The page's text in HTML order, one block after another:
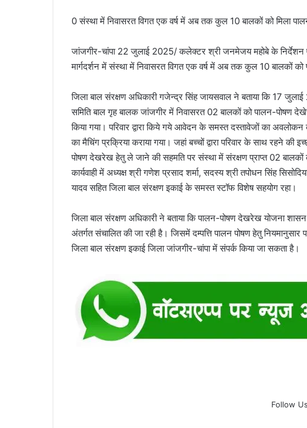
0 संस्था में निवासरत विगत एक वर्ष में अब तक कुल 10 बालकों को मिला
जांजगीर-चांपा 22 जुलाई 2025/ कलेक्टर श्री जनमेजय महोबे के निर्देशन
मार्गदर्शन में संस्था में निवासरत विगत एक वर्ष में अब तक कुल 10 बालकों
जिला बाल संरक्षण अधिकारी गजेन्द्र सिंह जायसवाल ने बताया कि 17
समिति बाल गृह बालक जांजगीर में निवासरत 02 बालकों को पालन-पोषण
किया गया। परिवार द्वारा किये गये आवेदन के समस्त दस्तावेजों का
का मैचिंग प्रक्रिया कराया गया। जहां बच्चों द्वारा परिवार के साथ रहने की
पोषण देखरेख हेतु ले जाने की सहमति पर संस्था में संरक्षण प्राप्त 02 बालकों
कार्यवाही में अध्यक्ष श्री गणेश प्रसाद शर्मा, सदस्य श्री तपोधन सिंह
यादव सहित जिला बाल संरक्षण इकाई के समस्त स्टॉफ विशेष सहयोग रहा।
जिला बाल संरक्षण अधिकारी ने बताया कि पालन-पोषण देखरेख योजना शासन
अंतर्गत संचालित की जा रही है। जिसमें दम्पत्ति पालन पोषण हेतु
जिला बाल संरक्षण इकाई जिला जांजगीर-चांपा में संपर्क किया जा सकता है।
Follow Us